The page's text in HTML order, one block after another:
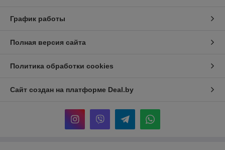
График работы
Полная версия сайта
Политика обработки cookies
Сайт создан на платформе Deal.by